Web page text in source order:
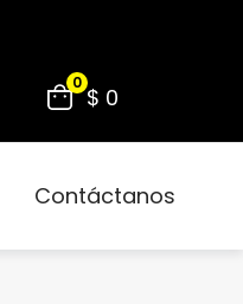
0 $ 0
Contáctanos